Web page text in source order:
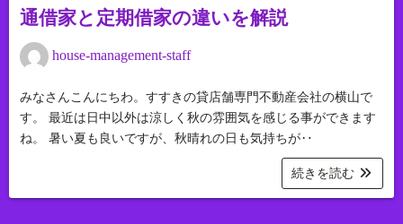
通借家と定期借家の違いを解説
house-management-staff
みなさんこんにちわ。すすきの貸店舗専門不動産会社の横山で
す。 最近は日中以外は涼しく秋の雰囲気を感じる事ができます
ね。 暑い夏も良いですが、秋晴れの日も気持ちが‥
続きを読む